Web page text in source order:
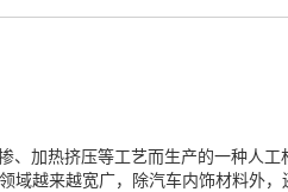
加热挤压等工艺而生产的一种人
越来越宽广，除汽车内饰材料外